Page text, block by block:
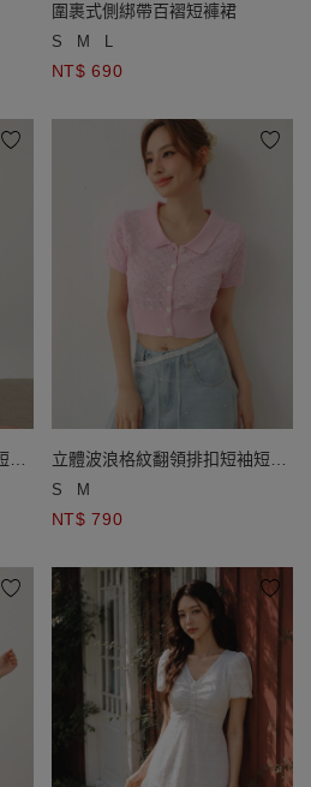
圍裹式側綁帶百褶短褲裙
S M L
NT$ 690
立體波浪格紋翻領排扣短袖短版
開襟針織衫
S M
NT$ 790